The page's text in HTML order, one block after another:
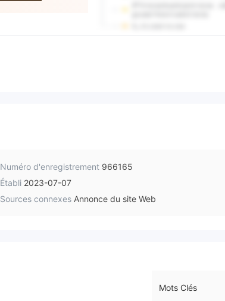
Numéro d'enregistrement 966165
Établi 2023-07-07
Sources connexes Annonce du site Web
Mots Clés